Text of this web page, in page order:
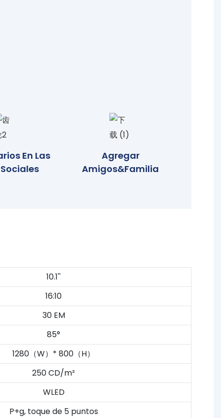
En Las
Agregar
Amigos&familia
10.1''
16:10
30 EM
85°
1280（W）* 800（H）
250 CD/m²
WLED
P+g, toque de 5 puntos